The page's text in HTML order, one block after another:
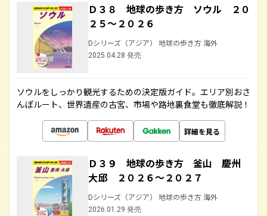
Ｄ３８ 地球の歩き方 ソウル ２０
２５～２０２６
Dシリーズ（アジア） 地球の歩き方 海外
2025.04.28 発売
ソウルをしっかり観光するための決定版ガイド。エリア別おさ
んぽルート、世界遺産の古宮、市場や路地裏食堂も徹底解説！
詳細を見る
Ｄ３９ 地球の歩き方 釜山 慶州
大邱 ２０２６～２０２７
Dシリーズ（アジア） 地球の歩き方 海外
2026.01.29 発売